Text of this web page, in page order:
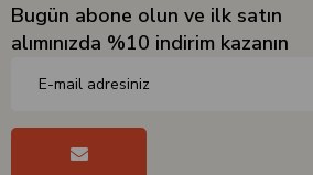
Bugün abone olun ve ilk satın
alımınızda %10 indirim kazanın